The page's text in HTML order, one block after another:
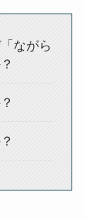
ながら